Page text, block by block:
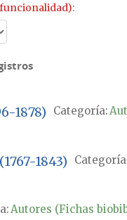
:
1878) Categoría:
1843)
Autores (Fichas